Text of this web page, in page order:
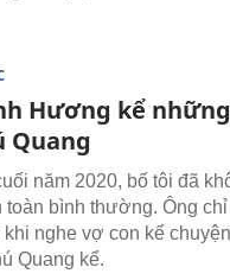
Hương kể
Quang
năm 2020, bố tôi đã
toàn bình thường. Ông
khi nghe vợ con kể
Quang kể.